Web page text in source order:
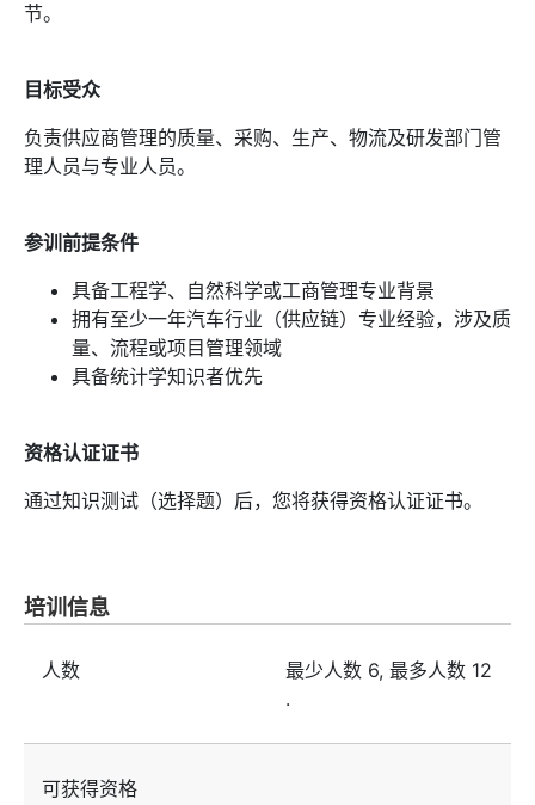
节。
目标受众
负责供应商管理的质量、采购、生产、物流及研发部门管
理人员与专业人员。
参训前提条件
具备工程学、自然科学或工商管理专业背景
拥有至少一年汽车行业（供应链）专业经验，涉及质
量、流程或项目管理领域
具备统计学知识者优先
资格认证证书
通过知识测试（选择题）后，您将获得资格认证证书。
培训信息
人数 最少人数 6, 最多人数 12
.
可获得资格